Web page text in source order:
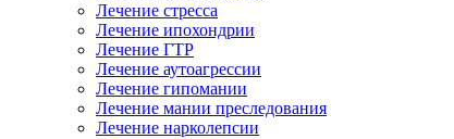
Лечение стресса
Лечение ипохондрии
Лечение ГТР
Лечение аутоагрессии
Лечение гипомании
Лечение мании преследования
Лечение нарколепсии